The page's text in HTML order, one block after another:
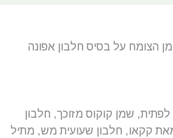
הצומח על בסיס חלבון אפונה
אפונה 16%, שמן לפתית, שמן קוקוס מזוכך, חלבון
קקאו, חלבון שעועית מש, מתיל